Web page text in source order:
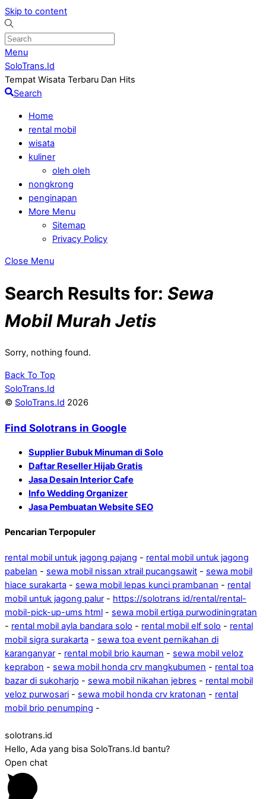
Skip to content
Menu
SoloTrans.Id
Tempat Wisata Terbaru Dan Hits
Search
Home
rental mobil
wisata
kuliner
oleh oleh
nongkrong
penginapan
More Menu
Sitemap
Privacy Policy
Close Menu
Search Results for: Sewa
Mobil Murah Jetis
Sorry, nothing found.
Back To Top
SoloTrans.Id
© SoloTrans.Id 2026
Find Solotrans in Google
Supplier Bubuk Minuman di Solo
Daftar Reseller Hijab Gratis
Jasa Desain Interior Cafe
Info Wedding Organizer
Jasa Pembuatan Website SEO
Pencarian Terpopuler
rental mobil untuk jagong pajang - rental mobil untuk jagong
pabelan - sewa mobil nissan xtrail pucangsawit - sewa mobil
hiace surakarta - sewa mobil lepas kunci prambanan - rental
mobil untuk jagong palur - https://solotrans id/rental/rental-
mobil-pick-up-ums html - sewa mobil ertiga purwodiningratan
- rental mobil ayla bandara solo - rental mobil elf solo - rental
mobil sigra surakarta - sewa toa event pernikahan di
karanganyar - rental mobil brio kauman - sewa mobil veloz
keprabon - sewa mobil honda crv mangkubumen - rental toa
bazar di sukoharjo - sewa mobil nikahan jebres - rental mobil
veloz purwosari - sewa mobil honda crv kratonan - rental
mobil brio penumping -
solotrans.id
Hello, Ada yang bisa SoloTrans.Id bantu?
Open chat